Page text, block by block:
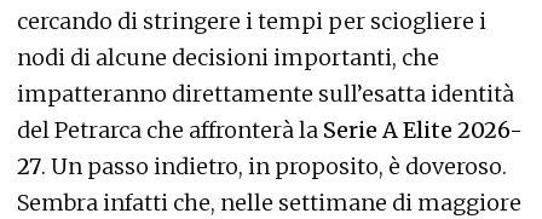
cercando di stringere i tempi per sciogliere i
nodi di alcune decisioni importanti, che
impatteranno direttamente sull’esatta identità
del Petrarca che affronterà la Serie A Elite 2026-
27. Un passo indietro, in proposito, è doveroso.
Sembra infatti che, nelle settimane di maggiore